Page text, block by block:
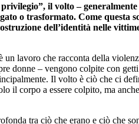
il volto –
o trasformato. Come questa
dell’identità nelle
un lavoro che racconta della
donne – vengono colpite con
Il volto è ciò che ci
il corpo a essere colpito, ma
tra ciò che erano e ciò che